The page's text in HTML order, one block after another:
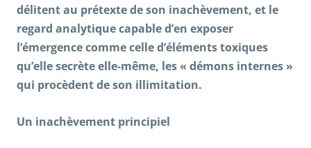
délitent au prétexte de son inachèvement, et le
regard analytique capable d’en exposer
l’émergence comme celle d’éléments toxiques
qu’elle secrète elle-même, les « démons internes »
qui procèdent de son illimitation.
Un inachèvement principiel